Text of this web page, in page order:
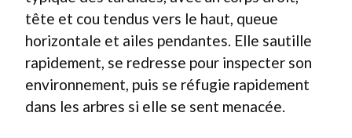
tête et cou tendus vers le haut, queue
horizontale et ailes pendantes. Elle sautille
rapidement, se redresse pour inspecter son
environnement, puis se réfugie rapidement
dans les arbres si elle se sent menacée.